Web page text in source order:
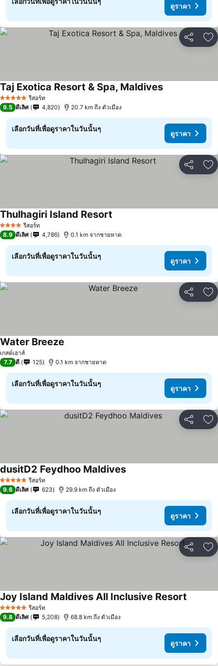
ดูราคา
แชร์ เ
5 ดาว รีสอร์ท
Taj Exotica Resort & Spa, Maldives
9.5 ดีเลิศ 4,820 20.7 km ถึง ตัวเมือง
เลือกวันที่เพื่อดูราคาในวันนั้นๆ
ดูราคา
แชร์ เ
4 ดาว รีสอร์ท
Thulhagiri Island Resort
8.9 ดีเลิศ 4,786 0.1 km จากชายหาด
เลือกวันที่เพื่อดูราคาในวันนั้นๆ
ดูราคา
แชร์ เ
เกสต์เฮาส์
Water Breeze
7.7 ดี 125 0.1 km จากชายหาด
เลือกวันที่เพื่อดูราคาในวันนั้นๆ
ดูราคา
แชร์ เ
5 ดาว รีสอร์ท
dusitD2 Feydhoo Maldives
9.6 ดีเลิศ 623 29.9 km ถึง ตัวเมือง
เลือกวันที่เพื่อดูราคาในวันนั้นๆ
ดูราคา
แชร์ เ
5 ดาว รีสอร์ท
Joy Island Maldives All Inclusive Resort
9.8 ดีเลิศ 5,208 68.8 km ถึง ตัวเมือง
เลือกวันที่เพื่อดูราคาในวันนั้นๆ
ดูราคา